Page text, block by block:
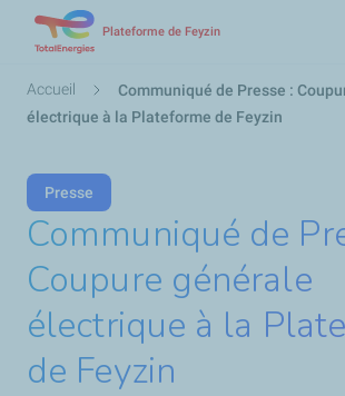
contenu
principal
Plateforme de Feyzin
Fil
d'Ariane
Accueil
Communiqué de Presse :
électrique à la Plateforme de Feyzin
Presse
Communiqué de
Coupure générale
électrique à la
de Feyzin